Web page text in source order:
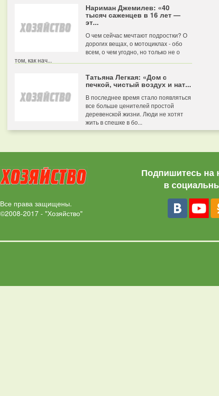
Нариман Джемилев: «40
тысяч саженцев в 16 лет —
эт...
О чем сейчас мечтают подростки? О
дорогих вещах, о мотоциклах - обо
всем, о чем угодно, но только не о
том, как нач...
Татьяна Легкая: «Дом с
печкой, чистый воздух и нат...
В последнее время стало появляться
все больше ценителей простой
деревенской жизни. Люди не хотят
жить в спешке в бо...
Все права защищены.
©2008-2017 - "Хозяйство"
Подпишитесь на
в